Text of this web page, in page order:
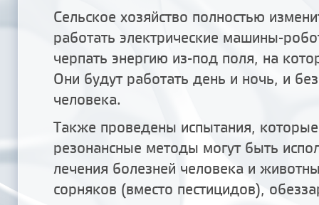
Сельское хозяйство полностью
работать электрические машины-
черпать энергию из-под поля, на
Они будут работать день и ночь, и
человека.
Также проведены испытания,
резонансные методы могут быть
лечения болезней человека и
сорняков (вместо пестицидов),